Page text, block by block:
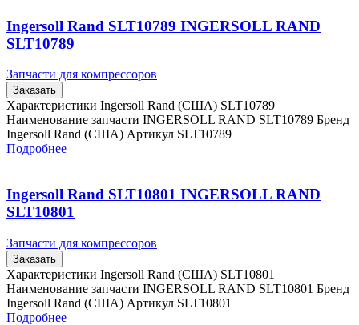
Ingersoll Rand SLT10789 INGERSOLL RAND
SLT10789
Запчасти для компрессоров
Заказать
Характеристики Ingersoll Rand (США) SLT10789
Наименование запчасти INGERSOLL RAND SLT10789 Бренд
Ingersoll Rand (США) Артикул SLT10789
Подробнее
Ingersoll Rand SLT10801 INGERSOLL RAND
SLT10801
Запчасти для компрессоров
Заказать
Характеристики Ingersoll Rand (США) SLT10801
Наименование запчасти INGERSOLL RAND SLT10801 Бренд
Ingersoll Rand (США) Артикул SLT10801
Подробнее